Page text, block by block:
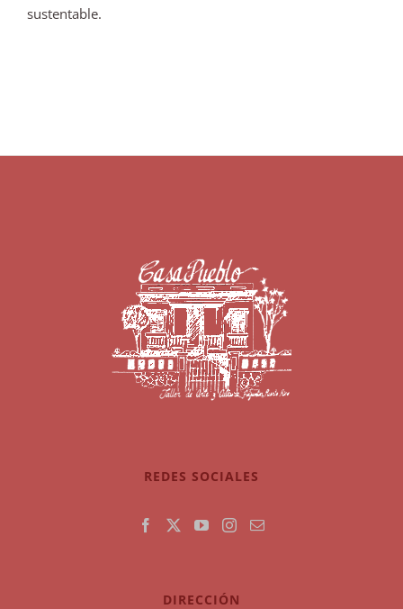
sustentable.
REDES SOCIALES
DIRECCIÓN